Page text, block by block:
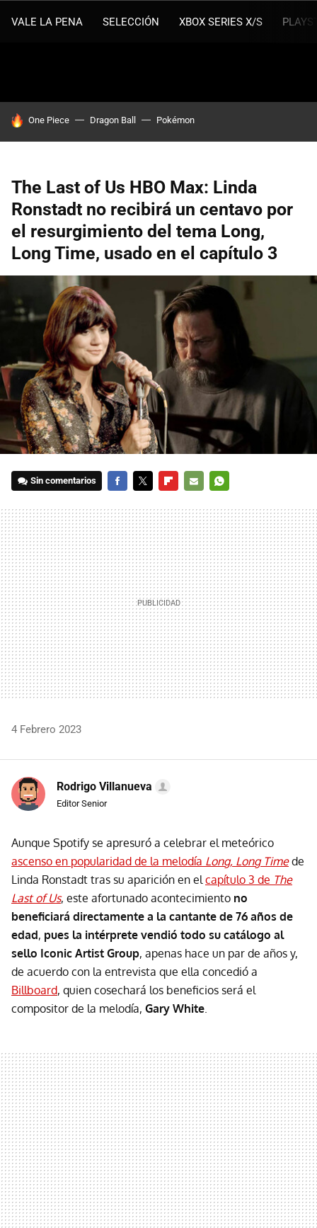
VALE LA PENA SELECCIÓN XBOX SERIES X/S
HOY SE HABLA DE
One Piece Dragon Ball Pokémon
The Last of Us HBO Max: Linda
Ronstadt no recibirá un centavo por
el resurgimiento del tema Long,
Long Time, usado en el capítulo 3
Sin comentarios
MAIL
4 Febrero 2023
Rodrigo Villanueva
Editor Senior
Aunque Spotify se apresuró a celebrar el meteórico
ascenso en popularidad de la melodía Long, Long Timede
Linda Ronstadt tras su aparición en el capítulo 3 de The
Last of Us, este afortunado acontecimiento no
beneficiará directamente a la cantante de 76 años de
edad, pues la intérprete vendió todo su catálogo al
sello Iconic Artist Group, apenas hace un par de años y,
de acuerdo con la entrevista que ella concedió a
Billboard, quien cosechará los beneficios será el
compositor de la melodía, Gary White